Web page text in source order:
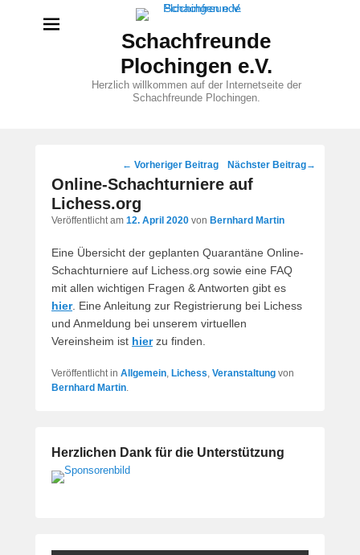
Schachfreunde
Plochingen e.V.
Herzlich willkommen auf der Internetseite der
Schachfreunde Plochingen.
Beitragsnavigation
← Vorheriger Beitrag Nächster Beitrag→
Online-Schachturniere auf
Lichess.org
Veröffentlicht am 12. April 2020 von Bernhard Martin
Eine Übersicht der geplanten Quarantäne Online-
Schachturniere auf Lichess.org sowie eine FAQ
mit allen wichtigen Fragen & Antworten gibt es
hier. Eine Anleitung zur Registrierung bei Lichess
und Anmeldung bei unserem virtuellen
Vereinsheim ist hierzu finden.
Veröffentlicht in Allgemein, Lichess, Veranstaltung von
Bernhard Martin.
Herzlichen Dank für die Unterstützung